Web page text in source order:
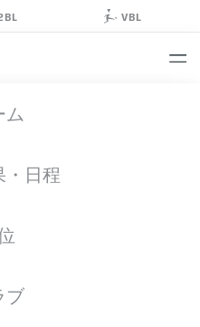
VBL
ム
・日程
ブ
2020-2021